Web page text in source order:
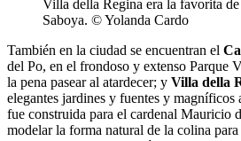
Villa della Regina era la favorita de
Saboya. © Yolanda Cardo
También en la ciudad se encuentran el
del Po, en el frondoso y extenso Parque
la pena pasear al atardecer; y Villa della
elegantes jardines y fuentes y magníficos
fue construida para el cardenal Mauricio
modelar la forma natural de la colina